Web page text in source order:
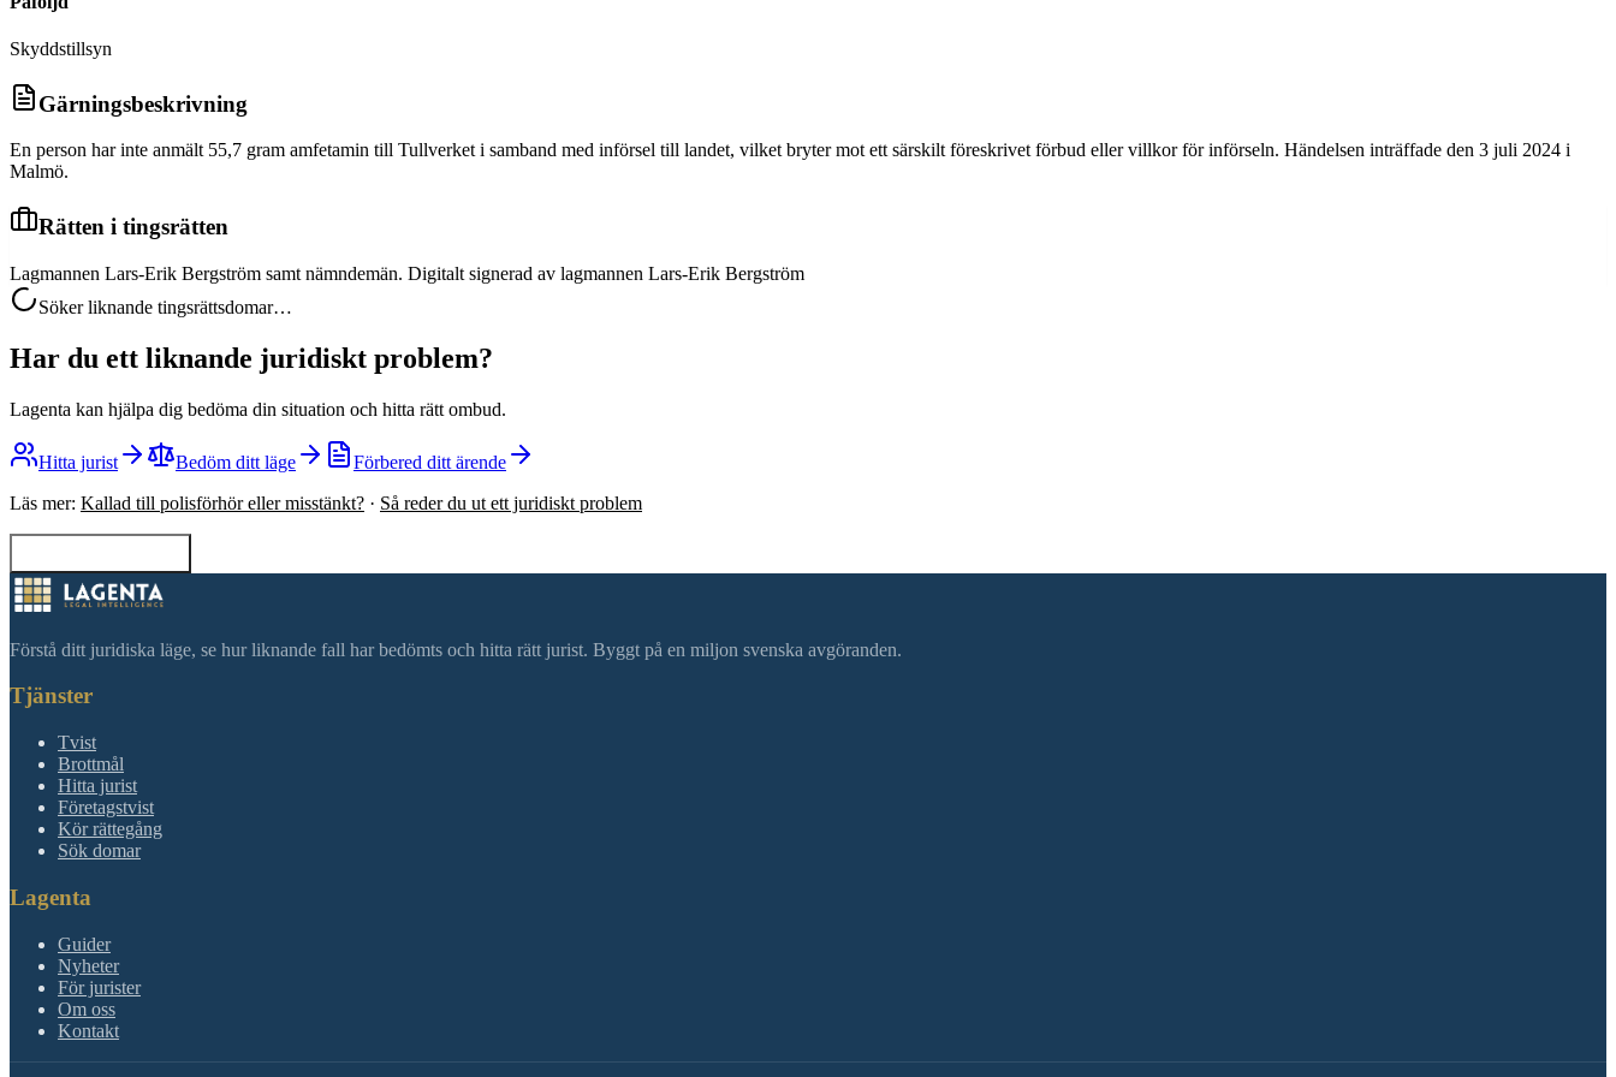
Skyddstillsyn
Gärningsbeskrivning
En person har inte anmält 55,7 gram amfetamin till Tullverket i samband med införsel till landet, vilket bryter mot ett särskilt föreskrivet förbud eller villkor för införseln. Händelsen inträffade den 3 juli 2024 i
Malmö.
Rätten i tingsrätten
Lagmannen Lars-Erik Bergström samt nämndemän. Digitalt signerad av lagmannen Lars-Erik Bergström
Söker liknande tingsrättsdomar…
Har du ett liknande juridiskt problem?
Lagenta kan hjälpa dig bedöma din situation och hitta rätt ombud.
Hitta jurist Bedöm ditt läge
Förbered ditt ärende
Läs mer: Kallad till polisförhör eller misstänkt? · Så reder du ut ett juridiskt problem
Förstå ditt juridiska läge, se hur liknande fall har bedömts och hitta rätt jurist. Byggt på en miljon svenska avgöranden.
Tjänster
Tvist
Brottmål
Hitta jurist
Företagstvist
Kör rättegång
Sök domar
Lagenta
Guider
Nyheter
För jurister
Om oss
Kontakt